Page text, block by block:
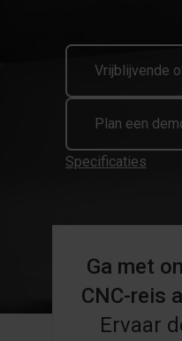
Vrijblijvende
Plan een
Specificaties
Ga met
CNC-reis
Ervaar